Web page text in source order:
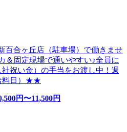
百合ヶ丘店（駐車場）で働きませ
＆固定現場で通いやすい♪全員に
祝い金）の手当をお渡し中！週
料日）★★
円〜11,500円